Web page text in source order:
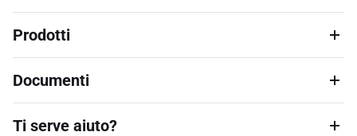
Prodotti
Documenti
Ti serve aiuto?